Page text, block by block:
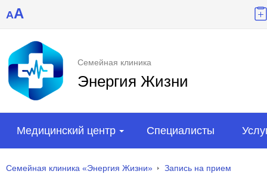
AA
Семейная клиника
Энергия Жизни
Медицинский центр Специалисты
Семейная клиника «Энергия Жизни» Запись на прием